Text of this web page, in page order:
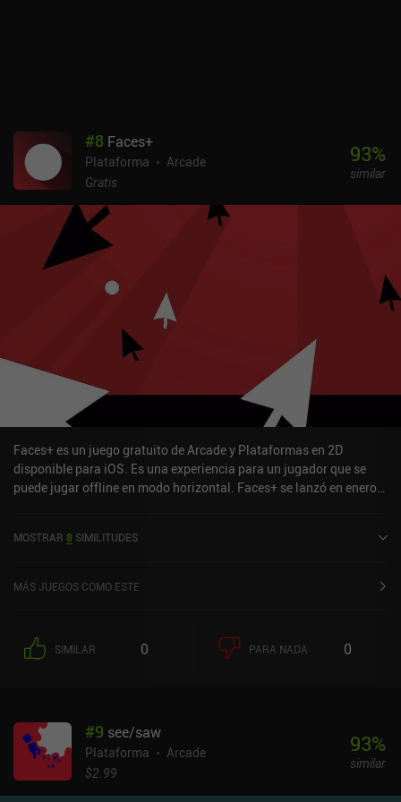
#8 Faces+
Plataforma
Arcade
Gratis
93%
similar
Faces+ es un juego gratuito de Arcade y Plataformas en 2D
disponible para iOS. Es una experiencia para un jugador que se
puede jugar offline en modo horizontal. Faces+ se lanzó en enero
MOSTRAR 8 SIMILITUDES
MÁS JUEGOS COMO ESTE
SIMILAR 0 PARA NADA 0
#9 see/saw
Plataforma
Arcade
$2.99
93%
similar